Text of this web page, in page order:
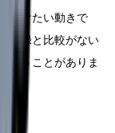
避けたい動きで
記録と比較がない
まうことがありま